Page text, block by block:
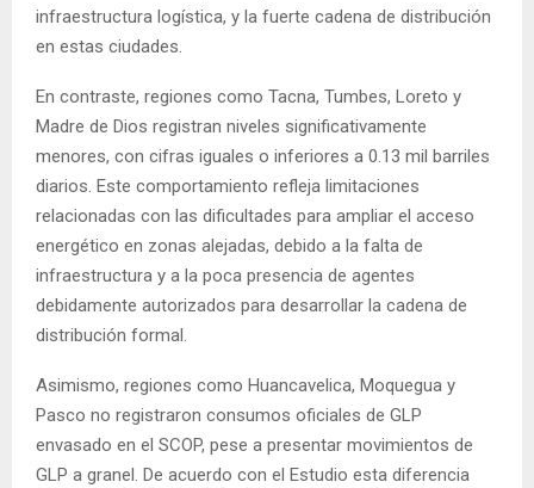
infraestructura logística, y la fuerte cadena de distribución
en estas ciudades.
En contraste, regiones como Tacna, Tumbes, Loreto y
Madre de Dios registran niveles significativamente
menores, con cifras iguales o inferiores a 0.13 mil barriles
diarios. Este comportamiento refleja limitaciones
relacionadas con las dificultades para ampliar el acceso
energético en zonas alejadas, debido a la falta de
infraestructura y a la poca presencia de agentes
debidamente autorizados para desarrollar la cadena de
distribución formal.
Asimismo, regiones como Huancavelica, Moquegua y
Pasco no registraron consumos oficiales de GLP
envasado en el SCOP, pese a presentar movimientos de
GLP a granel. De acuerdo con el Estudio esta diferencia